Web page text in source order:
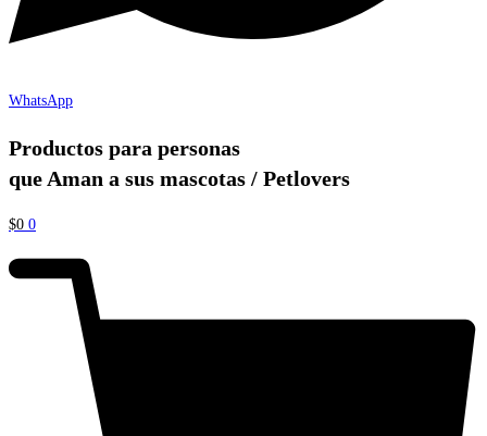
WhatsApp
Productos para personas
que Aman a sus mascotas / Petlovers
$0 0